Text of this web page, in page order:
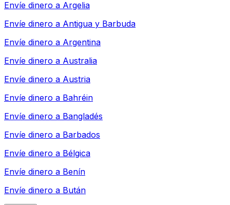
Envíe dinero a Argelia
Envíe dinero a Antigua y Barbuda
Envíe dinero a Argentina
Envíe dinero a Australia
Envíe dinero a Austria
Envíe dinero a Bahréin
Envíe dinero a Bangladés
Envíe dinero a Barbados
Envíe dinero a Bélgica
Envíe dinero a Benín
Envíe dinero a Bután